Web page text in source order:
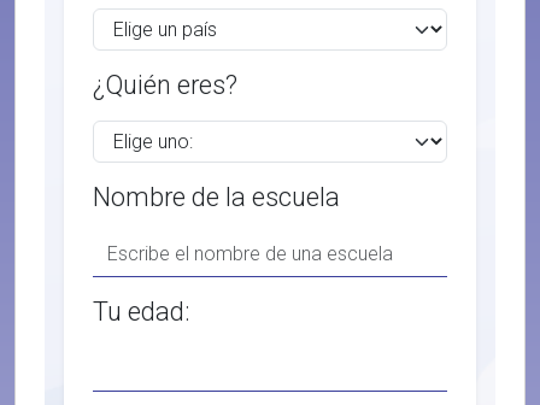
¿Quién eres?
Nombre de la escuela
Tu edad: